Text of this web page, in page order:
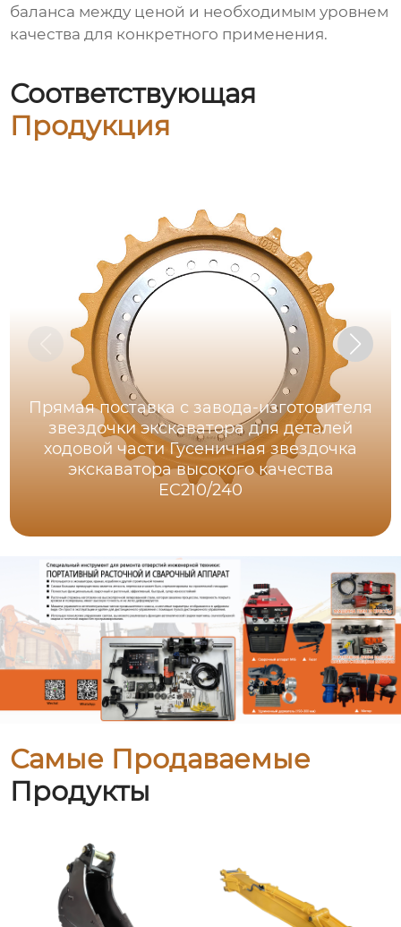
баланса между ценой и необходимым уровнем
качества для конкретного применения.
Соответствующая
Продукция
Прямая поставка с завода-изготовителя
звездочки экскаватора для деталей
ходовой части Гусеничная звездочка
экскаватора высокого качества
EC210/240
Самые Продаваемые
Продукты